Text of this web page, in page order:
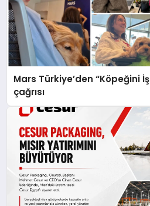
Mars Türkiye’den “Köpeğini
çağrısı